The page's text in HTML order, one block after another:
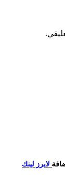
لايرز لينك